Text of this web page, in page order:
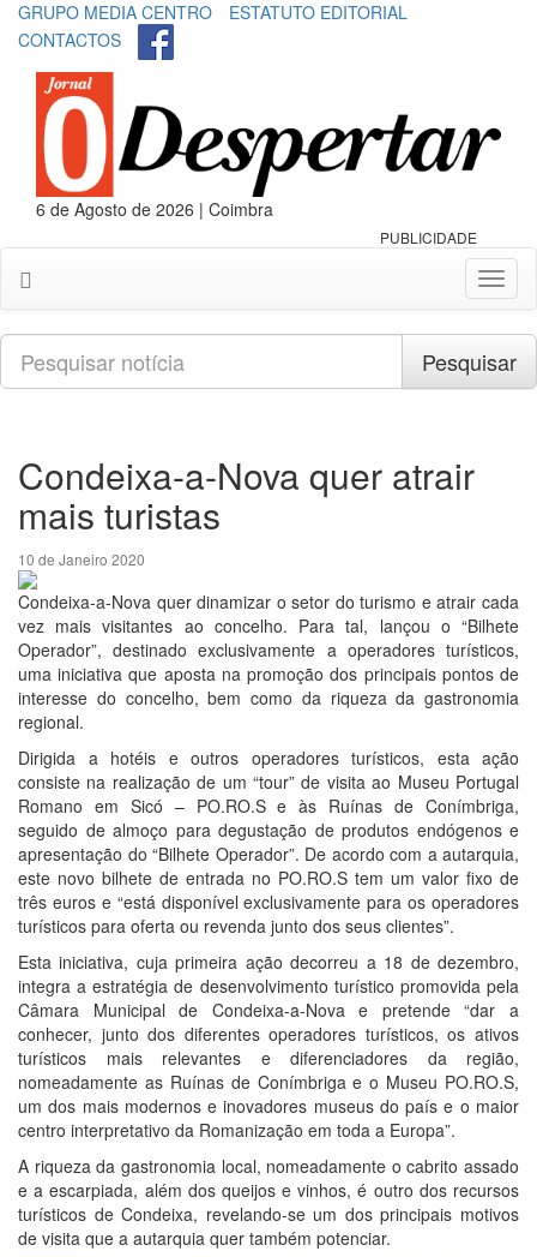
GRUPO MEDIA CENTRO
ESTATUTO EDITORIAL
CONTACTOS
6 de Agosto de 2026 | Coimbra
PUBLICIDADE
Pesquisar
Pesquisar
Condeixa-a-Nova quer atrair
mais turistas
10 de Janeiro 2020
Condeixa-a-Nova quer dinamizar o setor do turismo e atrair cada
vez mais visitantes ao concelho. Para tal, lançou o “Bilhete
Operador”, destinado exclusivamente a operadores turísticos,
uma iniciativa que aposta na promoção dos principais pontos de
interesse do concelho, bem como da riqueza da gastronomia
regional.
Dirigida a hotéis e outros operadores turísticos, esta ação
consiste na realização de um “tour” de visita ao Museu Portugal
Romano em Sicó – PO.RO.S e às Ruínas de Conímbriga,
seguido de almoço para degustação de produtos endógenos e
apresentação do “Bilhete Operador”. De acordo com a autarquia,
este novo bilhete de entrada no PO.RO.S tem um valor fixo de
três euros e “está disponível exclusivamente para os operadores
turísticos para oferta ou revenda junto dos seus clientes”.
Esta iniciativa, cuja primeira ação decorreu a 18 de dezembro,
integra a estratégia de desenvolvimento turístico promovida pela
Câmara Municipal de Condeixa-a-Nova e pretende “dar a
conhecer, junto dos diferentes operadores turísticos, os ativos
turísticos mais relevantes e diferenciadores da região,
nomeadamente as Ruínas de Conímbriga e o Museu PO.RO.S,
um dos mais modernos e inovadores museus do país e o maior
centro interpretativo da Romanização em toda a Europa”.
A riqueza da gastronomia local, nomeadamente o cabrito assado
e a escarpiada, além dos queijos e vinhos, é outro dos recursos
turísticos de Condeixa, revelando-se um dos principais motivos
de visita que a autarquia quer também potenciar.